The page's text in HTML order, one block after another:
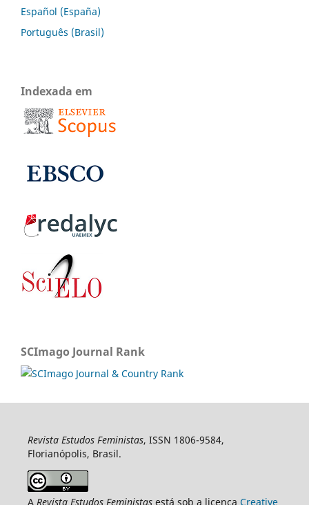
Español (España)
Português (Brasil)
Indexada em
SCImago Journal Rank
Revista Estudos Feministas, ISSN 1806-9584,
Florianópolis, Brasil.
A Revista Estudos Feministasestá sob a licença Creative